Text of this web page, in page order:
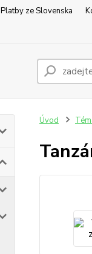
Platby ze Slovenska
Úvod